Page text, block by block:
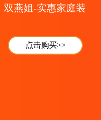
双燕姐-实惠家庭装
点击购买>>